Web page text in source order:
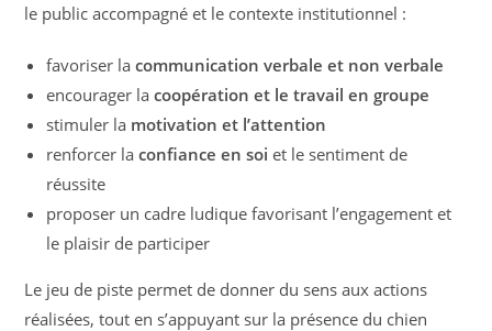
le public accompagné et le contexte institutionnel :
favoriser lacommunication verbale et non verbale
encourager lacoopération et le travail en groupe
stimuler la motivation et l’attention
renforcer laconfiance en soi et le sentiment de
réussite
proposer un cadre ludique favorisant l’engagement et
le plaisir de participer
Le jeu de piste permet de donner du sens aux actions
réalisées, tout en s’appuyant sur la présence du chien